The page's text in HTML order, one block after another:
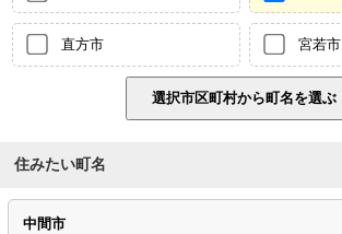
直方市 宮若市
住みたい町名
中間市